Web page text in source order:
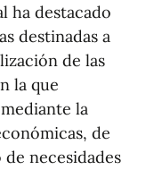
ha destacado
destinadas a
de las
la que
la
de
necesidades